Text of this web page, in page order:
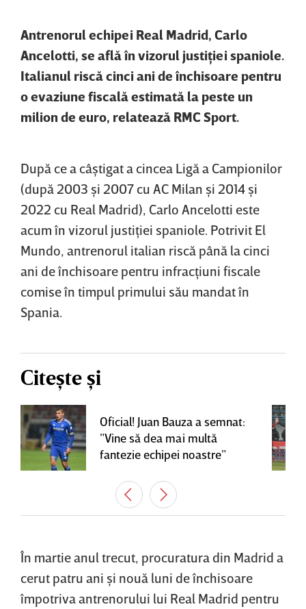
Antrenorul echipei Real Madrid, Carlo
Ancelotti, se află în vizorul justiţiei spaniole.
Italianul riscă cinci ani de închisoare pentru
o evaziune fiscală estimată la peste un
milion de euro, relatează RMC Sport.
După ce a câştigat a cincea Ligă a Campionilor
(după 2003 şi 2007 cu AC Milan şi 2014 şi
2022 cu Real Madrid), Carlo Ancelotti este
acum în vizorul justiţiei spaniole. Potrivit El
Mundo, antrenorul italian riscă până la cinci
ani de închisoare pentru infracţiuni fiscale
comise în timpul primului său mandat în
Spania.
Citește și
Oficial! Juan Bauza a semnat:
”Vine să dea mai multă
fantezie echipei noastre”
În martie anul trecut, procuratura din Madrid a
cerut patru ani şi nouă luni de închisoare
împotriva antrenorului lui Real Madrid pentru